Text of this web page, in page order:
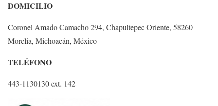
DOMICILIO
Coronel Amado Camacho 294, Chapultepec Oriente, 58260
Morelia, Michoacán, México
TELÉFONO
443-1130130 ext. 142